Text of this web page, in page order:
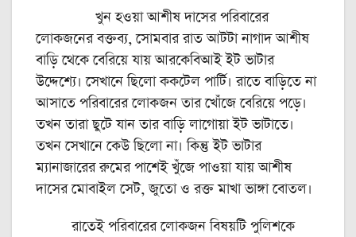
খুন হওয়া আশীষ দাসের পরিবারের
লোকজনের বক্তব্য, সোমবার রাত আটটা নাগাদ আশীষ
বাড়ি থেকে বেরিয়ে যায় আরকেবিআই ইট ভাটার
উদ্দেশ্যে। সেখানে ছিলো ককটেল পার্টি। রাতে বাড়িতে না
আসাতে পরিবারের লোকজন তার খোঁজে বেরিয়ে পড়ে।
তখন তারা ছুটে যান তার বাড়ি লাগোয়া ইট ভাটাতে।
তখন সেখানে কেউ ছিলো না। কিন্তু ইট ভাটার
ম্যানাজারের রুমের পাশেই খুঁজে পাওয়া যায় আশীষ
দাসের মোবাইল সেট, জুতো ও রক্ত মাখা ভাঙ্গা বোতল।
রাতেই পরিবারের লোকজন বিষয়টি পুলিশকে